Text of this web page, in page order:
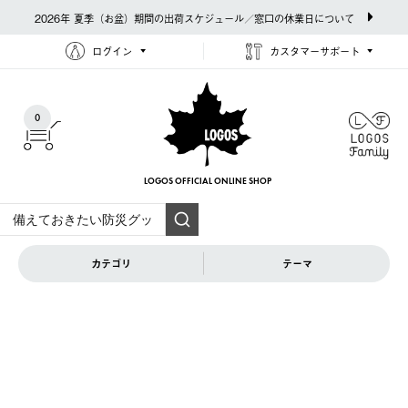
2026年 夏季（お盆）期間の出荷スケジュール／窓口の休業日について
ログイン カスタマーサポート
0
LOGOS OFFICIAL ONLINE SHOP
カテゴリ テーマ